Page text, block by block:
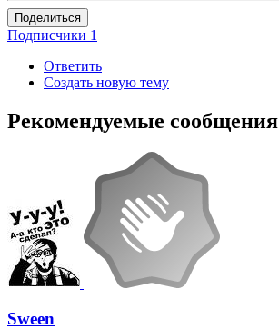
Поделиться
Подписчики 1
Ответить
Создать новую тему
Рекомендуемые сообщения
Sween